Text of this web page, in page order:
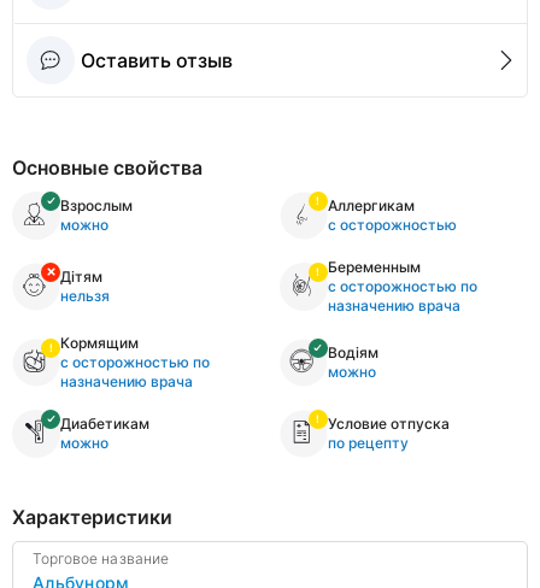
Оставить отзыв
Основные свойства
Взрослым
можно
Аллергикам
с осторожностью
Дітям
нельзя
Беременным
с осторожностью по
назначению врача
Кормящим
с осторожностью по
назначению врача
Водіям
можно
Диабетикам
можно
Условие отпуска
по рецепту
Характеристики
Торговое название
Альбунорм